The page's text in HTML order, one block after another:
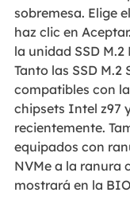
sobremesa. Elige
haz clic en
la unidad SSD M.2
Tanto las SSD M.2
compatibles con
chipsets Intel z97
recientemente.
equipados con
NVMe a la ranura
mostrará en la